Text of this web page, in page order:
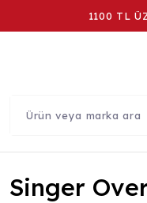
1100 TL
Singer